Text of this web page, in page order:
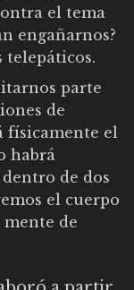
el tema
engañarnos?
telepáticos.
parte
de
físicamente el
habrá
de dos
el cuerpo
mente de